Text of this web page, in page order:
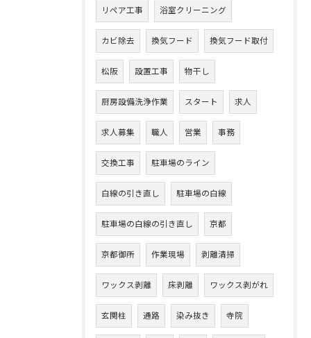
リペア工事 浴室クリーニング
カビ除去 換気フード 換気フード取付
松阪 設置工事 物干し
厨房設備洗浄作業 スタート 求人
求人募集 職人 営業 事務
交換工事 駐車場のライン
白線の引き直し 駐車場の白線
駐車場の白線の引き直し 京都
京都御所 作業現場 剥離清掃
ワックス剥離 床剥離 ワックス剥がれ
玄関柱 通路 染み抜き 寺院